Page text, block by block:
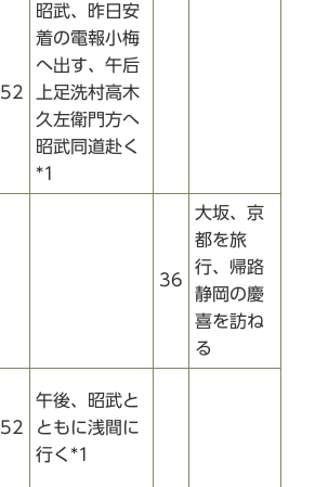
52
昭武、昨日安
着の電報小梅
へ出す、午后
上足洗村高木
久左衛門方へ
昭武同道赴く
*1
36
大坂、京
都を旅
行、帰路
静岡の慶
喜を訪ね
る
52
午後、昭武と
ともに浅間に
行く*1